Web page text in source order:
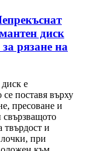
диск
рязане на
е
поставя върху
пресоване и
свързващото
твърдост и
при